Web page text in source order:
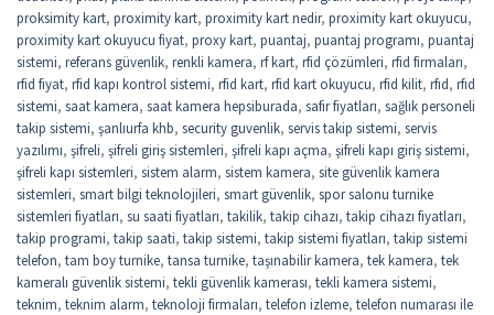
proksimity kart, proximity kart, proximity kart nedir, proximity kart okuyucu,
proximity kart okuyucu fiyat, proxy kart, puantaj, puantaj programı, puantaj
sistemi, referans güvenlik, renkli kamera, rf kart, rfid çözümleri, rfid firmaları,
rfid fiyat, rfid kapı kontrol sistemi, rfid kart, rfid kart okuyucu, rfid kilit, rfıd, rfıd
sistemi, saat kamera, saat kamera hepsiburada, safir fiyatları, sağlık personeli
takip sistemi, şanlıurfa khb, security guvenlik, servis takip sistemi, servis
yazılımı, şifreli, şifreli giriş sistemleri, şifreli kapı açma, şifreli kapı giriş sistemi,
şifreli kapı sistemleri, sistem alarm, sistem kamera, site güvenlik kamera
sistemleri, smart bilgi teknolojileri, smart güvenlik, spor salonu turnike
sistemleri fiyatları, su saati fiyatları, takilik, takip cihazı, takip cihazı fiyatları,
takip programi, takip saati, takip sistemi, takip sistemi fiyatları, takip sistemi
telefon, tam boy turnike, tansa turnike, taşınabilir kamera, tek kamera, tek
kameralı güvenlik sistemi, tekli güvenlik kamerası, tekli kamera sistemi,
teknim, teknim alarm, teknoloji firmaları, telefon izleme, telefon numarası ile